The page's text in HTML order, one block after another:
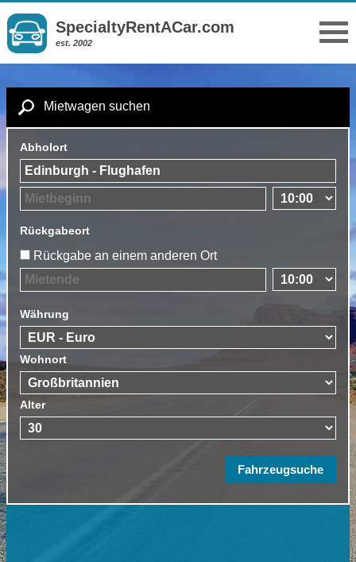
SpecialtyRentACar.com
est. 2002
Mietwagen suchen
Abholort
Rückgabeort
Rückgabe an einem anderen Ort
Währung
Wohnort
Alter